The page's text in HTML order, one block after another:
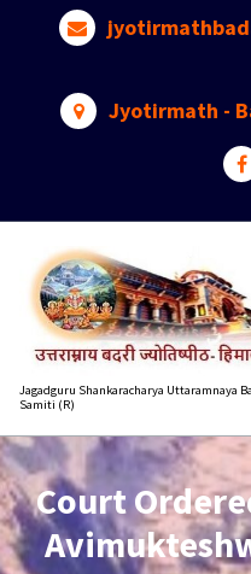
Jyotirmath -
Jagadguru Shankaracharya Uttaramnaya
Samiti (R)
Court